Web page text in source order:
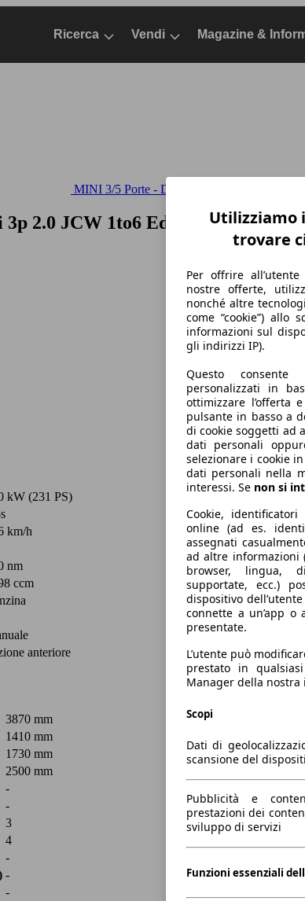
Ricerca Vendi Magazine &
MINI 3/5 Porte - Dati tecnici
2.0 JCW 1to6 EditionMini F56
kW (231 PS)
km/h
nm
ccm
anteriore
3870 mm
1410 mm
1730 mm
2500 mm
-
-
3
4
-
-
-
Utilizziamo
trovare
Per offrire
nostre offerte,
nonché altre
come “cookie”) allo
informazioni sul
gli indirizzi IP).
Questo
personalizzati in
ottimizzare l’offerta
pulsante in basso a
di cookie soggetti ad
dati personali
selezionare i cookie
dati personali nella
interessi. Se non si
Cookie,
online (ad es.
assegnati
ad altre informazioni
browser, lingua,
supportate, ecc.)
dispositivo
connette a un’app
presentate.
L’utente può
prestato in
Manager della nostra
Scopi
Dati di
scansione del
Pubblicità e
prestazioni dei
sviluppo di servizi
Funzioni essenziali